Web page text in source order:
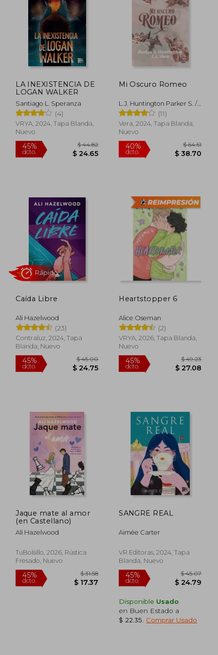
45%
dcto. $ 30.86 dcto. $
LA INEXISTENCIA DE
LOGAN WALKER
Santiago L. Speranza
(4)
VRYA, 2024, Tapa Blanda,
Nuevo
45%
dcto. $ 24.65
Mi Oscuro Romeo
L.J. Huntington Parker S. /
Shen
(11)
Vera, 2024, Tapa Blanda,
Nuevo
40%
dcto. $
Caída Libre
Ali Hazelwood
(23)
Contraluz, 2024, Tapa
Blanda, Nuevo
45%
dcto. $ 24.75
Rápido
Heartstopper 6
Alice Oseman
(2)
VRYA, 2026, Tapa Blanda,
Nuevo
45%
dcto. $
Jaque mate al amor
(en Castellano)
Ali Hazelwood
TuBolsillo, 2026, Rústica
Fresado, Nuevo
SANGRE REAL
Aimée Carter
VR Editoras, 2024, Tapa
Blanda, Nuevo
Disponible Usado
en Buen Estado a
$ 22.35
Comprar Usado